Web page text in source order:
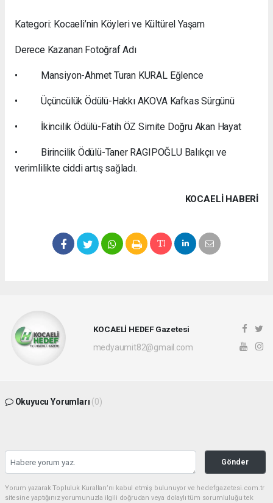
Kategori: Kocaeli’nin Köyleri ve Kültürel Yaşam
Derece Kazanan Fotoğraf Adı
• Mansiyon-Ahmet Turan KURAL Eğlence
• Üçüncülük Ödülü-Hakkı AKOVA Kafkas Sürgünü
• İkincilik Ödülü-Fatih ÖZ Simite Doğru Akan Hayat
• Birincilik Ödülü-Taner RAGIPOĞLU Balıkçıı ve
verimlilikte ciddi artış sağladı.
KOCAELI HABERİ
KOCAELİ HEDEF Gazetesi
medyaumit82@gmail.com
Okuyucu Yorumları (0)
Gönder
Yorum yazarak Topluluk Kuralları’nı kabul etmiş bulunuyor ve hedefgazetesi.com.tr
sitesine yaptığınız yorumunuzla ilgili doğrudan veya dolaylı tüm sorumluluğu tek